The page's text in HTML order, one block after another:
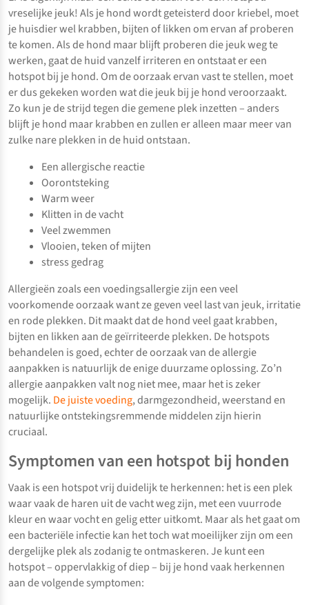
vreselijke jeuk! Als je hond wordt geteisterd door kriebel, moet
je huisdier wel krabben, bijten of likken om ervan af proberen
te komen. Als de hond maar blijft proberen die jeuk weg te
werken, gaat de huid vanzelf irriteren en ontstaat er een
hotspot bij je hond. Om de oorzaak ervan vast te stellen, moet
er dus gekeken worden wat die jeuk bij je hond veroorzaakt.
Zo kun je de strijd tegen die gemene plek inzetten – anders
blijft je hond maar krabben en zullen er alleen maar meer van
zulke nare plekken in de huid ontstaan.
Een allergische reactie
Oorontsteking
Warm weer
Klitten in de vacht
Veel zwemmen
Vlooien, teken of mijten
stress gedrag
Allergieën zoals een voedingsallergie zijn een veel
voorkomende oorzaak want ze geven veel last van jeuk, irritatie
en rode plekken. Dit maakt dat de hond veel gaat krabben,
bijten en likken aan de geïrriteerde plekken. De hotspots
behandelen is goed, echter de oorzaak van de allergie
aanpakken is natuurlijk de enige duurzame oplossing. Zo’n
allergie aanpakken valt nog niet mee, maar het is zeker
mogelijk. De juiste voeding, darmgezondheid, weerstand en
natuurlijke ontstekingsremmende middelen zijn hierin
cruciaal.
Symptomen van een hotspot bij honden
Vaak is een hotspot vrij duidelijk te herkennen: het is een plek
waar vaak de haren uit de vacht weg zijn, met een vuurrode
kleur en waar vocht en gelig etter uitkomt. Maar als het gaat om
een bacteriële infectie kan het toch wat moeilijker zijn om een
dergelijke plek als zodanig te ontmaskeren. Je kunt een
hotspot – oppervlakkig of diep – bij je hond vaak herkennen
aan de volgende symptomen: